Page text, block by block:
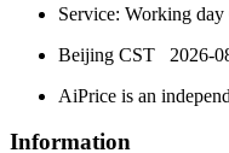
Service: Working
Beijing CST 2026-
AiPrice is an
Information